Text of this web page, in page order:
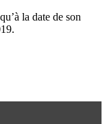
la date de son